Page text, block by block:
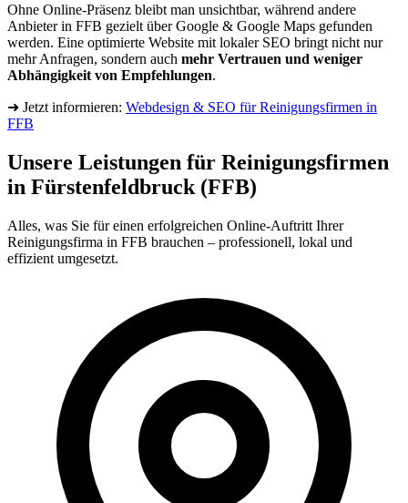
Ohne Online-Präsenz bleibt man unsichtbar, während andere
Anbieter in FFB gezielt über Google & Google Maps gefunden
werden. Eine optimierte Website mit lokaler SEO bringt nicht nur
mehr Anfragen, sondern auch mehr Vertrauen und weniger
Abhängigkeit von Empfehlungen.
➜ Jetzt informieren: Webdesign & SEO für Reinigungsfirmen in
FFB
Unsere Leistungen für Reinigungsfirmen
in Fürstenfeldbruck (FFB)
Alles, was Sie für einen erfolgreichen Online-Auftritt Ihrer
Reinigungsfirma in FFB brauchen – professionell, lokal und
effizient umgesetzt.